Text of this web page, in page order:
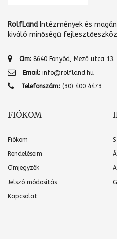
RolfLandIntézmények és
kiváló minőségű
Cím: 8640 Fonyód, Mező utca 13.
Email: info@rolfland.hu
Telefonszám: (30) 400 4473
FIÓKOM
Fiókom
Rendeléseim
Címjegyzék
Jelszó módosítás
Kapcsolat